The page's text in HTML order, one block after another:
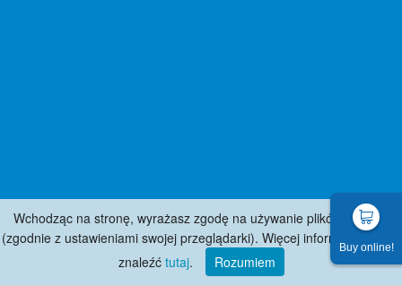
Wchodząc na stronę, wyrażasz zgodę na używanie plików cookies
(zgodnie z ustawieniami swojej przeglądarki). Więcej informacji można
znaleźć tutaj. Rozumiem
Buy online!